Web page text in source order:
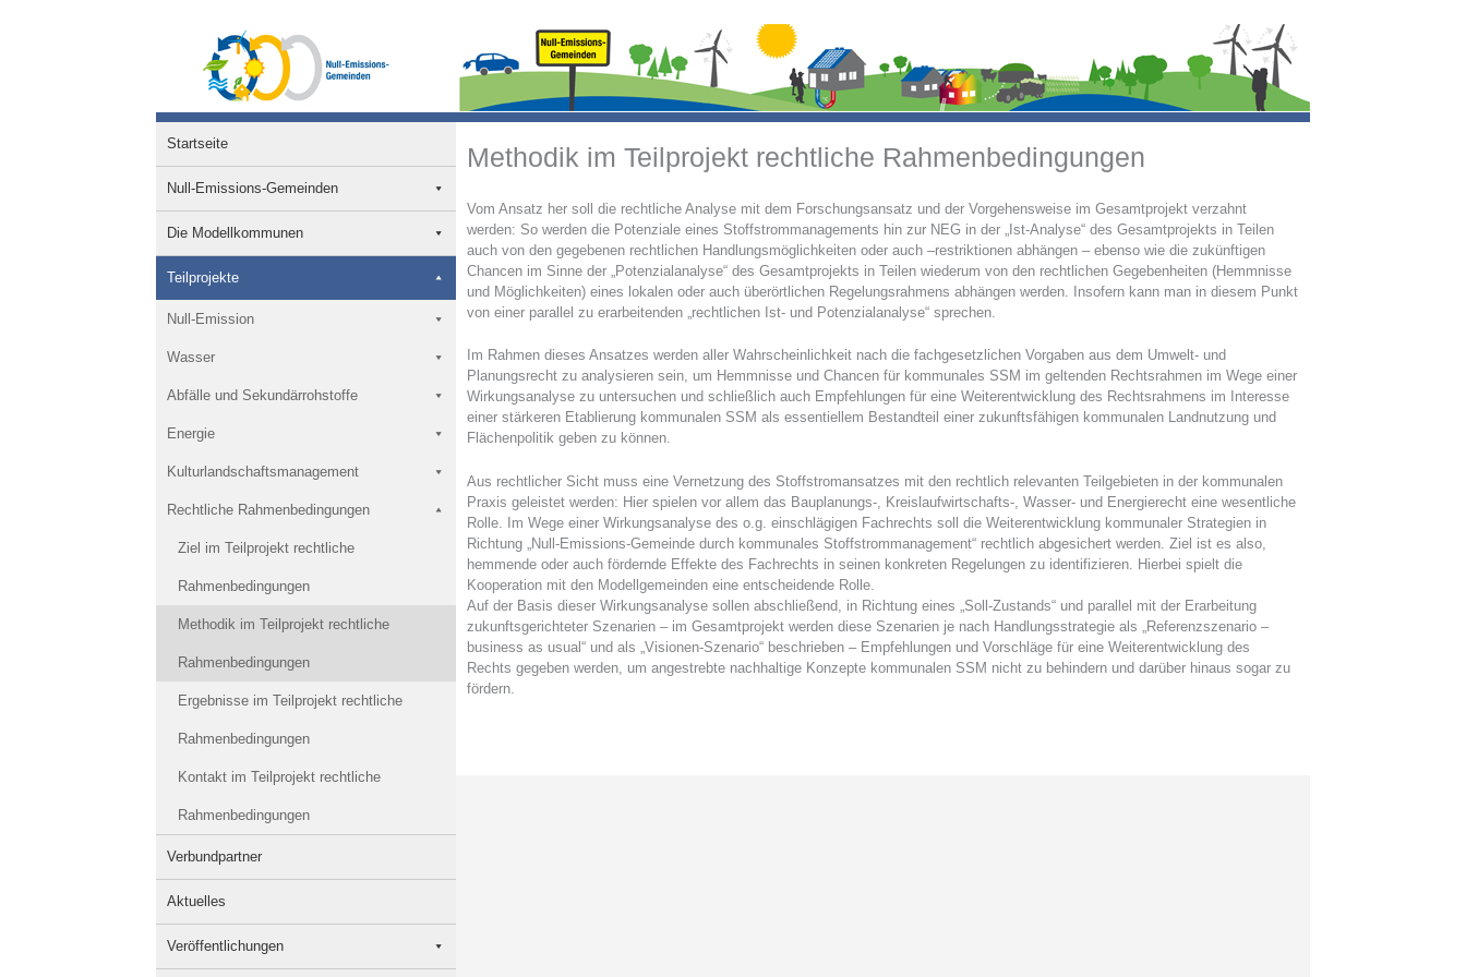
Startseite
Null-Emissions-Gemeinden
Die Modellkommunen
Teilprojekte
Null-Emission
Wasser
Abfälle und Sekundärrohstoffe
Energie
Kulturlandschaftsmanagement
Rechtliche Rahmenbedingungen
Ziel im Teilprojekt rechtliche
Rahmenbedingungen
Methodik im Teilprojekt rechtliche
Rahmenbedingungen
Ergebnisse im Teilprojekt rechtliche
Rahmenbedingungen
Kontakt im Teilprojekt rechtliche
Rahmenbedingungen
Verbundpartner
Aktuelles
Veröffentlichungen
Methodik im Teilprojekt rechtliche Rahmenbedingungen
Vom Ansatz her soll die rechtliche Analyse mit dem Forschungsansatz und der Vorgehensweise im Gesamtprojekt verzahnt
werden: So werden die Potenziale eines Stoffstrommanagements hin zur NEG in der „Ist-Analyse“ des Gesamtprojekts in Teilen
auch von den gegebenen rechtlichen Handlungsmöglichkeiten oder auch –restriktionen abhängen – ebenso wie die zukünftigen
Chancen im Sinne der „Potenzialanalyse“ des Gesamtprojekts in Teilen wiederum von den rechtlichen Gegebenheiten (Hemmnisse
und Möglichkeiten) eines lokalen oder auch überörtlichen Regelungsrahmens abhängen werden. Insofern kann man in diesem Punkt
von einer parallel zu erarbeitenden „rechtlichen Ist- und Potenzialanalyse“ sprechen.
Im Rahmen dieses Ansatzes werden aller Wahrscheinlichkeit nach die fachgesetzlichen Vorgaben aus dem Umwelt- und
Planungsrecht zu analysieren sein, um Hemmnisse und Chancen für kommunales SSM im geltenden Rechtsrahmen im Wege einer
Wirkungsanalyse zu untersuchen und schließlich auch Empfehlungen für eine Weiterentwicklung des Rechtsrahmens im Interesse
einer stärkeren Etablierung kommunalen SSM als essentiellem Bestandteil einer zukunftsfähigen kommunalen Landnutzung und
Flächenpolitik geben zu können.
Aus rechtlicher Sicht muss eine Vernetzung des Stoffstromansatzes mit den rechtlich relevanten Teilgebieten in der kommunalen
Praxis geleistet werden: Hier spielen vor allem das Bauplanungs-, Kreislaufwirtschafts-, Wasser- und Energierecht eine wesentliche
Rolle. Im Wege einer Wirkungsanalyse des o.g. einschlägigen Fachrechts soll die Weiterentwicklung kommunaler Strategien in
Richtung „Null-Emissions-Gemeinde durch kommunales Stoffstrommanagement“ rechtlich abgesichert werden. Ziel ist es also,
hemmende oder auch fördernde Effekte des Fachrechts in seinen konkreten Regelungen zu identifizieren. Hierbei spielt die
Kooperation mit den Modellgemeinden eine entscheidende Rolle.
Auf der Basis dieser Wirkungsanalyse sollen abschließend, in Richtung eines „Soll-Zustands“ und parallel mit der Erarbeitung
zukunftsgerichteter Szenarien – im Gesamtprojekt werden diese Szenarien je nach Handlungsstrategie als „Referenzszenario –
business as usual“ und als „Visionen-Szenario“ beschrieben – Empfehlungen und Vorschläge für eine Weiterentwicklung des
Rechts gegeben werden, um angestrebte nachhaltige Konzepte kommunalen SSM nicht zu behindern und darüber hinaus sogar zu
fördern.